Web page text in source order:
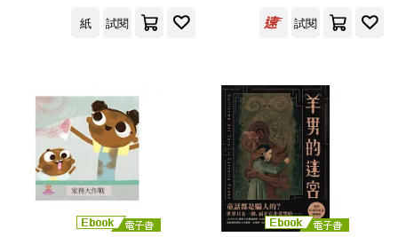
紙
試閱 試閱